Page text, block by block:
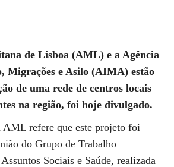
de Lisboa (AML) e a Agência
Migrações e Asilo (AIMA) estão
de uma rede de centros locais
na região, foi hoje divulgado.
AML refere que este projeto foi
do Grupo de Trabalho
Sociais e Saúde, realizada